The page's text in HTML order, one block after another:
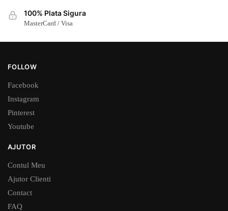
100% Plata Sigura
MasterCard / Visa
FOLLOW
Facebook
Instagram
Pinterest
Youtube
AJUTOR
Contul Meu
Ajutor Clienti
Contact
FAQ